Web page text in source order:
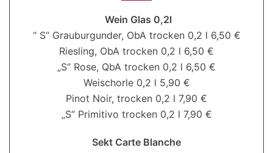
Wein Glas 0,2l
“ S“ Grauburgunder, ObA trocken 0,2 l 6,50 €
Riesling, ObA trocken 0,2 l 6,50 €
„S“ Rose, QbA trocken 0,2 l 6,50 €
Weischorle 0,2 l 5,90 €
Pinot Noir, trocken 0,2 l 7,90 €
„S“ Primitivo trocken 0,2 l 7,90 €
Sekt Carte Blanche